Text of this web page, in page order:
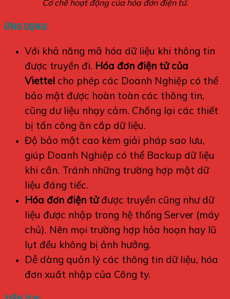
Cơ chế hoạt động của hóa đơn điện tử.
ỨNG DỤNG:
Với khả năng mã hóa dữ liệu khi thông tin
được truyền đi. Hóa đơn điện tử của
Viettel cho phép các Doanh Nghiệp có thể
bảo mật được hoàn toàn các thông tin,
cũng dư liệu nhạy cảm. Chống lại các thiết
bị tấn công ăn cắp dữ liệu.
Độ bảo mật cao kèm giải pháp sao lưu,
giúp Doanh Nghiệp có thể Backup dữ liệu
khi cần. Tránh những trường hợp mật dữ
liệu đáng tiếc.
Hóa đơn điện tửđược truyền cũng như dữ
liệu được nhập trong hệ thống Server (máy
chủ). Nên mọi trường hợp hỏa hoạn hay lũ
lụt đều không bị ảnh hưởng.
Dễ dàng quản lý các thông tin dữ liệu, hóa
đơn xuất nhập của Công ty.